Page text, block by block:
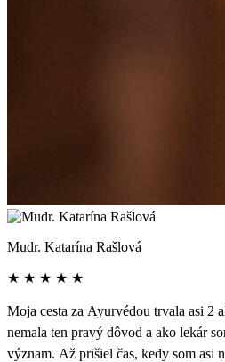
Mudr. Katarína Rašlová
★ ★ ★ ★ ★
Moja cesta za Ayurvédou trvala asi 2 alebo 3
nemala ten pravý dôvod a ako lekár
význam. Až prišiel čas, kedy som asi na toto rozhodnutie prosto